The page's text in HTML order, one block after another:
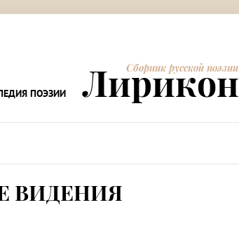
ПОЭЗИИ
Сборник русской поэзии
Лирикон
ВИДЕНИЯ